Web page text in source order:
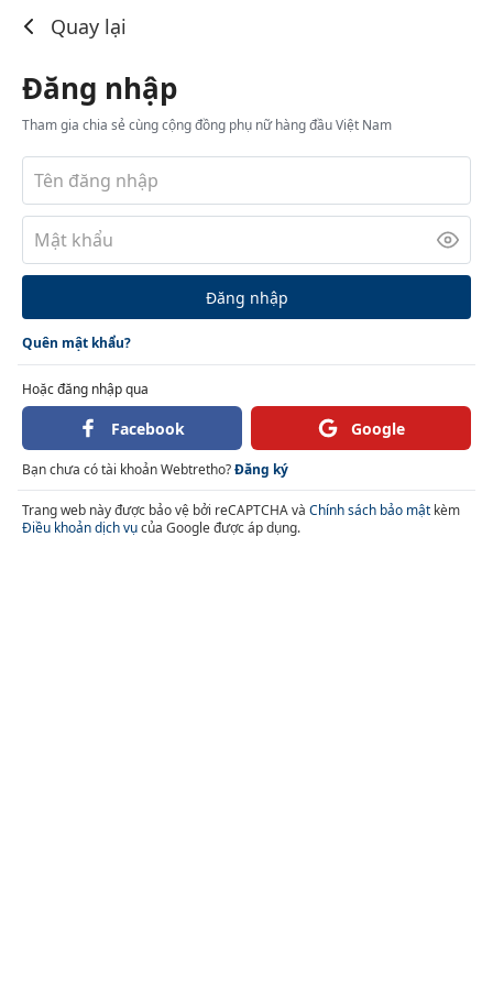
Quay lại
Đăng nhập
Tham gia chia sẻ cùng cộng đồng phụ nữ hàng đầu Việt Nam
Đăng nhập
Quên mật khẩu?
Hoặc đăng nhập qua
Facebook Google
Bạn chưa có tài khoản Webtretho?Đăng ký
Trang web này được bảo vệ bởi reCAPTCHA và Chính sách bảo mật kèm
Điều khoản dịch vụcủa Google được áp dụng.